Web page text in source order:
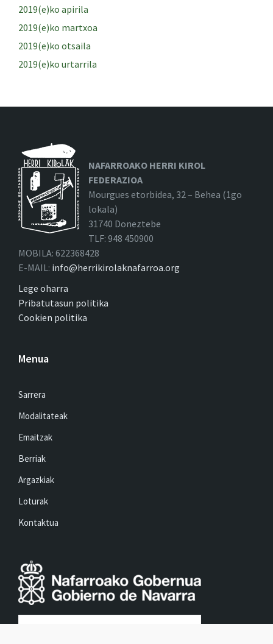
2019(e)ko apirila
2019(e)ko martxoa
2019(e)ko otsaila
2019(e)ko urtarrila
NAFARROAKO HERRI KIROL
FEDERAZIOA
Mourgues etorbidea, 32 – Behea (1go
lokala)
31740 Doneztebe
TLF: 948 450900
MOBILA: 622368428
E-MAIL: info@herrikirolaknafarroa.org
Lege oharra
Pribatutasun politika
Cookien politika
Menua
Sarrera
Modalitateak
Emaitzak
Berriak
Argazkiak
Loturak
Kontaktua